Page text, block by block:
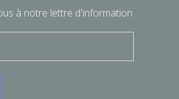
à notre lettre d'information